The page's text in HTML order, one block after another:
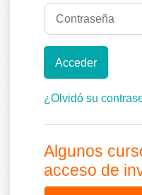
Contraseña
Acceder
¿Olvidó su
Algunos
acceso de